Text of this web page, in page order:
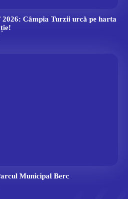
2026: Câmpia Turzii urcă pe harta
Municipal Berc